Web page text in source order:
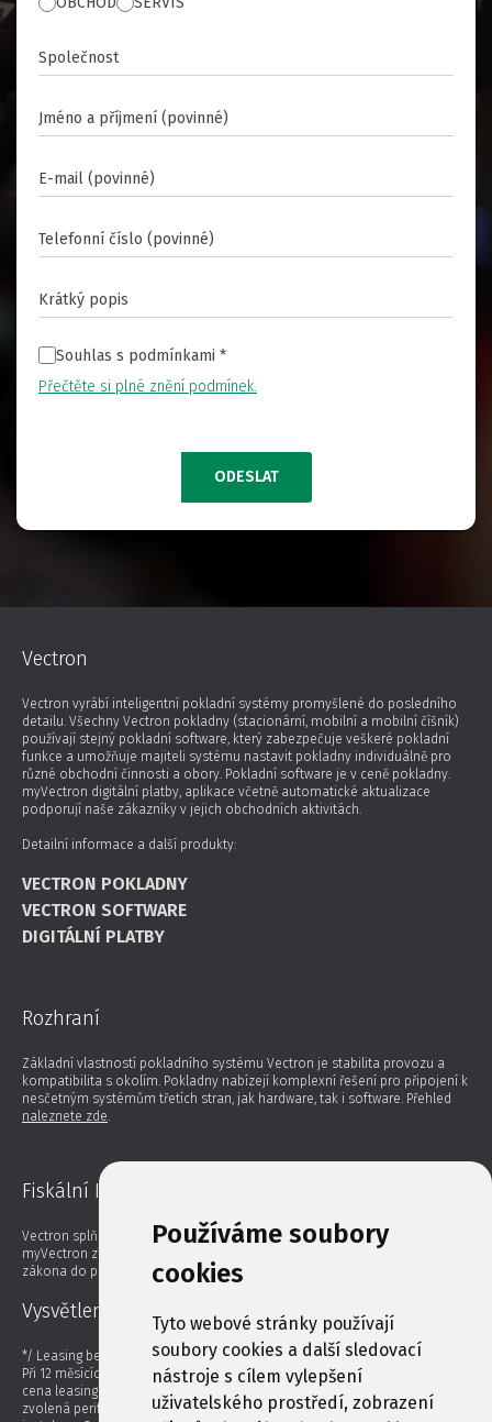
Používáme soubory
cookies
Tyto webové stránky používají
soubory cookies a další sledovací
nástroje s cílem vylepšení
uživatelského prostředí, zobrazení
Souhlas s podmínkami *
Přečtěte si plné znění podmínek.
ODESLAT
Vectron
Vectron vyrábí inteligentní pokladní systémy promyšlené do posledního
detailu. Všechny Vectron pokladny (stacionární, mobilní a mobilní číšník)
používají stejný pokladní software, který zabezpečuje veškeré pokladní
funkce a umožňuje majiteli systému nastavit pokladny individuálně pro
různé obchodní činnosti a obory. Pokladní software je v ceně pokladny.
myVectron digitální platby, aplikace včetně automatické aktualizace
podporují naše zákazníky v jejich obchodních aktivitách.
Detailní informace a další produkty:
VECTRON POKLADNY
VECTRON SOFTWARE
DIGITÁLNÍ PLATBY
Rozhraní
Základní vlastností pokladního systému Vectron je stabilita provozu a
kompatibilita s okolím. Pokladny nabízejí komplexní řešení pro připojení k
nesčetným systémům třetích stran, jak hardware, tak i software. Přehled
naleznete zde
Fiskální Info
Vectron splňuje aktuální zákonné nároky na evidenci tržeb. Díky záruce
myVectron získáte potřebnou aktualizaci včas, platí v případě změny
zákona do platného termínu pro změnu.
Vysvětlení
*/ Leasing bez navýšení.
Při 12 měsících splácení bez navýšení platí následující podmínky: Celková
cena leasingu zahrnuje licenci pro Vectron hardware a pokladní SW,
zvolená periferní zařízení, doplňkové služby včetně ceny programování a